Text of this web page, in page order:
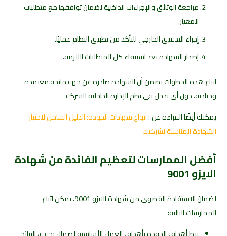
مراجعة الوثائق والإجراءات الداخلية لضمان توافقها مع متطلبات
المعيار.
إجراء التدقيق الخارجي للتأكد من تطبيق النظام عمليًا.
إصدار الشهادة بعد استيفاء كل المتطلبات اللازمة.
اتباع هذه الخطوات يضمن أن الشهادة صادرة عن جهة مانحة معتمدة
وحيادية، دون أي تدخل في نظم الإدارة الداخلية للشركة
يمكنك أيضًا القراءة عن :انواع شهادات الجودة: الدليل الشامل لاختيار
الشهادة المناسبة لشركتك
أفضل الممارسات لتعظيم الفائدة من شهادة
الايزو 9001
لضمان الاستفادة القصوى من شهادة الايزو 9001، يمكن اتباع
الممارسات التالية: